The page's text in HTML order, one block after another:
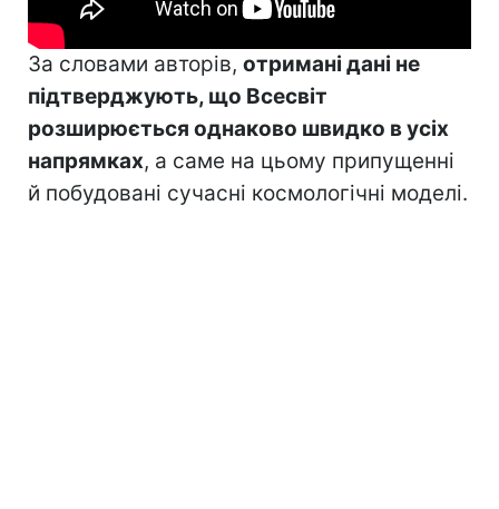
За словами авторів, отримані дані не
підтверджують, що Всесвіт
розширюється однаково швидко в усіх
напрямках, а саме на цьому припущенні
й побудовані сучасні космологічні моделі.